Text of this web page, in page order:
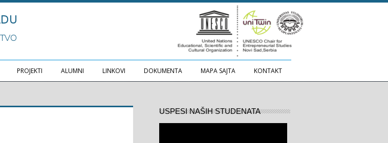
PROJEKTI ALUMNI LINKOVI DOKUMENTA MAPA SAJTA KONTAKT
USPESI NAŠIH STUDENATA